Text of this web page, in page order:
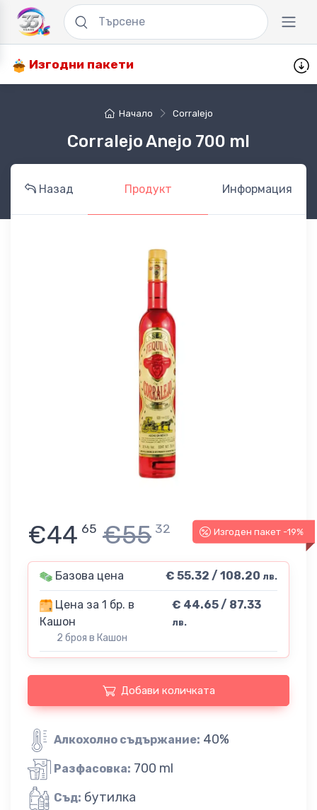
Изгодни пакети
Начало Corralejo
Corralejo Anejo 700 ml
Назад Продукт Информация
Изгоден пакет -19%
€44 65 €55 32
Базова цена € 55.32 / 108.20 лв.
Цена за 1 бр. в
Кашон
2 броя в Кашон
€ 44.65 / 87.33
лв.
Добави количката
Алкохолно съдържание: 40%
Разфасовка: 700 ml
Съд: бутилка